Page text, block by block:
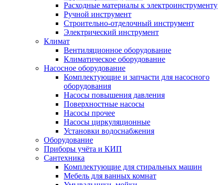
Расходные материалы к электроинструменту
Ручной инструмент
Строительно-отделочный инструмент
Электрический инструмент
Климат
Вентиляционное оборудование
Климатическое оборудование
Насосное оборудование
Комплектующие и запчасти для насосного
оборудования
Насосы повышения давления
Поверхностные насосы
Насосы прочее
Насосы циркуляционные
Установки водоснабжения
Оборудование
Приборы учёта и КИП
Сантехника
Комплектующие для стиральных машин
Мебель для ванных комнат